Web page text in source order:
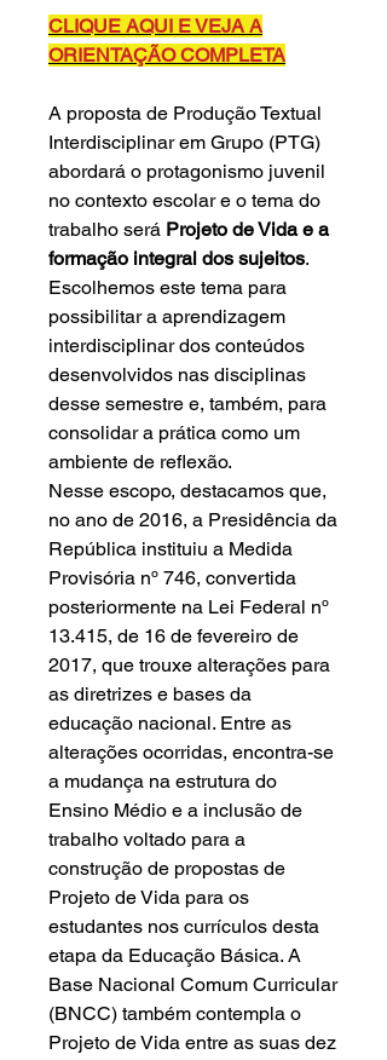
CLIQUE AQUI E VEJA A
ORIENTAÇÃO COMPLETA
A proposta de Produção Textual
Interdisciplinar em Grupo (PTG)
abordará o protagonismo juvenil
no contexto escolar e o tema do
trabalho será Projeto de Vida e a
formação integral dos sujeitos.
Escolhemos este tema para
possibilitar a aprendizagem
interdisciplinar dos conteúdos
desenvolvidos nas disciplinas
desse semestre e, também, para
consolidar a prática como um
ambiente de reflexão.
Nesse escopo, destacamos que,
no ano de 2016, a Presidência da
República instituiu a Medida
Provisória nº 746, convertida
posteriormente na Lei Federal nº
13.415, de 16 de fevereiro de
2017, que trouxe alterações para
as diretrizes e bases da
educação nacional. Entre as
alterações ocorridas, encontra-se
a mudança na estrutura do
Ensino Médio e a inclusão de
trabalho voltado para a
construção de propostas de
Projeto de Vida para os
estudantes nos currículos desta
etapa da Educação Básica. A
Base Nacional Comum Curricular
(BNCC) também contempla o
Projeto de Vida entre as suas dez